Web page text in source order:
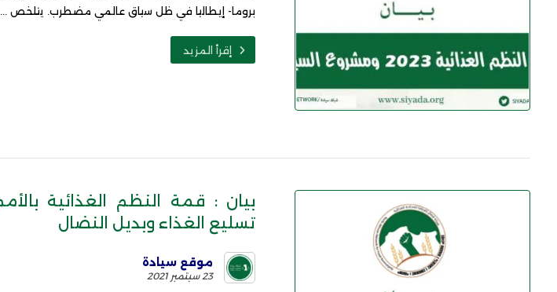
بروما- إيطاليا في ظل سياق عالمي مضطرب. يتلخص ...
إقرأ المزيد
تسليع الغذاء وبديل النضال
موقع سيادة
23 سبتمبر 2021